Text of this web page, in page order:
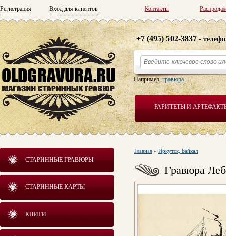
Регистрация Вход для клиентов Контакты
РАРИТЕТЫ И
+7 (495) 502-3837 -
Например,гравюра
СТАРИННЫЕ ГРАВЮРЫ
СТАРИННЫЕ КАРТЫ
КНИГИ
Главная » Иркутск, Байкал
Гравюра